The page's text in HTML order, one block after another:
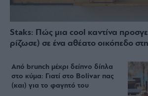
Staks: Πώς μια cool καντίνα
ρίζωσε) σε ένα αθέατο οικόπεδο
Από brunch μέχρι δείπνο δίπλα
στο κύμα: Γιατί στο Bolivar πας
(και) για το φαγητό του